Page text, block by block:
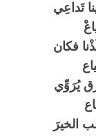
تَداعِي
فكان
يُرَوِّي
الخيرَ